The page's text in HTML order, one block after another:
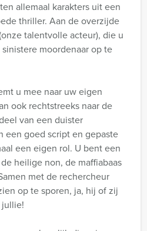
allemaal karakters uit een
thriller. Aan de overzijde
talentvolle acteur), die u
moordenaar op te
u mee naar uw eigen
ook rechtstreeks naar de
van een duister
een goed script en gepaste
een eigen rol. U bent een
heilige non, de maffiabaas
met de rechercheur
op te sporen, ja, hij of zij